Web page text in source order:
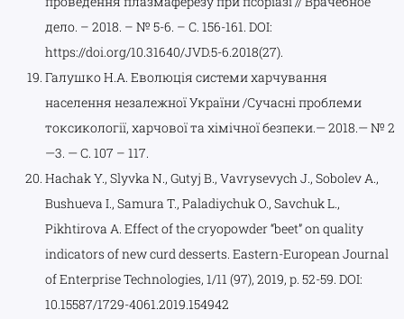
дело. – 2018. – № 5-6. – С. 156-161. DOI:
https://doi.org/10.31640/JVD.5-6.2018(27).
Галушко Н.А. Еволюція системи харчування
населення незалежної України /Сучасні проблеми
токсикології, харчової та хімічної безпеки.— 2018.— № 2
—3. — С. 107 – 117.
Hachak Y., Slyvka N., Gutyj B., Vavrysevych J., Sobolеv A.,
Bushueva I., Samura T., Paladiychuk O., Savchuk L.,
Pikhtirova A. Effect of the cryopowder “beet” on quality
indicators of new curd desserts. Eastern-European Journal
of Enterprise Technologies, 1/11 (97), 2019, p. 52-59. DOI:
10.15587/1729-4061.2019.154942